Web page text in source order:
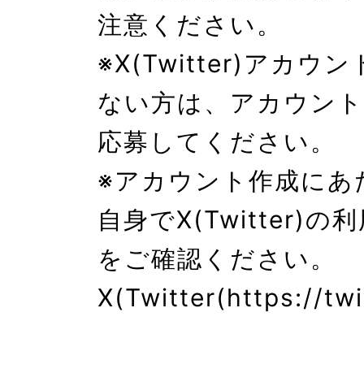
注意ください。
※X(Twitter)アカウン
ない方は、アカウン
応募してください。
※アカウント作成にあ
自身でX(Twitter)の利
をご確認ください。
X(Twitter(https://